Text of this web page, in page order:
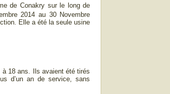
de Conakry sur le long de
2014 au 30 Novembre
Elle a été la seule usine
à 18 ans. Ils avaient été tirés
d’un an de service, sans